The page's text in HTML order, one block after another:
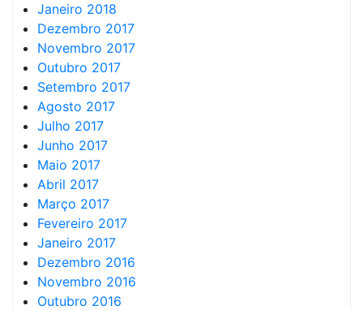
Janeiro 2018
Dezembro 2017
Novembro 2017
Outubro 2017
Setembro 2017
Agosto 2017
Julho 2017
Junho 2017
Maio 2017
Abril 2017
Março 2017
Fevereiro 2017
Janeiro 2017
Dezembro 2016
Novembro 2016
Outubro 2016